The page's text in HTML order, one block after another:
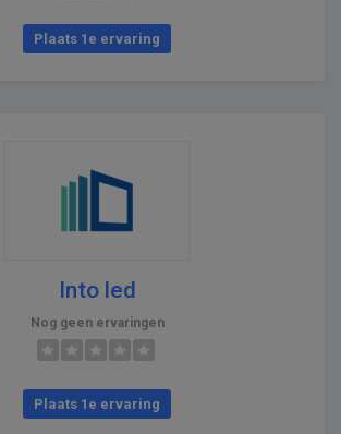
Plaats 1e ervaring
Into led
Nog geen ervaringen
Plaats 1e ervaring